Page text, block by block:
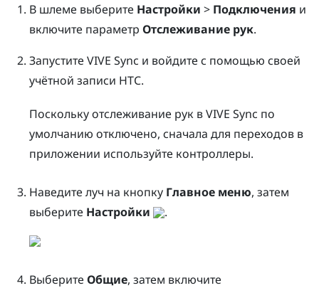
В шлеме выберите Настройки > Подключения и
включите параметр Отслеживание рук.
Запустите VIVE Sync и войдите с помощью своей
учётной записи HTC.
Поскольку отслеживание рук вVIVE Sync по
умолчанию отключено, сначала для переходов в
приложении используйте контроллеры.
Наведите луч на кнопку Главное меню, затем
выберите Настройки .
Выберите Общие, затем включите